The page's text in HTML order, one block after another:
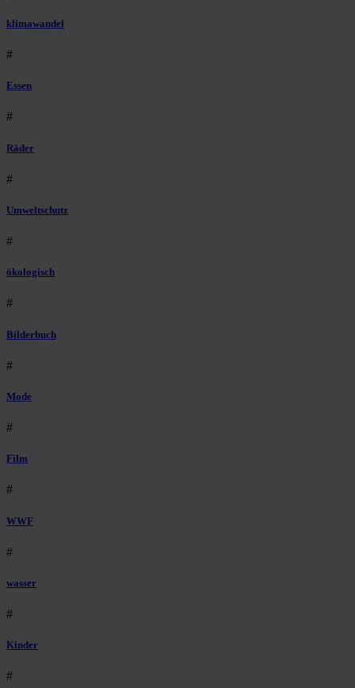
klimawandel
#
Essen
#
Räder
#
Umweltschutz
#
ökologisch
#
Bilderbuch
#
Mode
#
Film
#
WWF
#
wasser
#
Kinder
#